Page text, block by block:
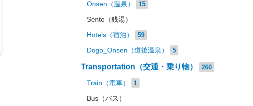
Onsen（温泉） 15
Sento（銭湯）
Hotels（宿泊） 59
Dogo_Onsen（道後温泉） 5
Transportation（交通・乗り物） 260
Train（電車） 1
Bus（バス）